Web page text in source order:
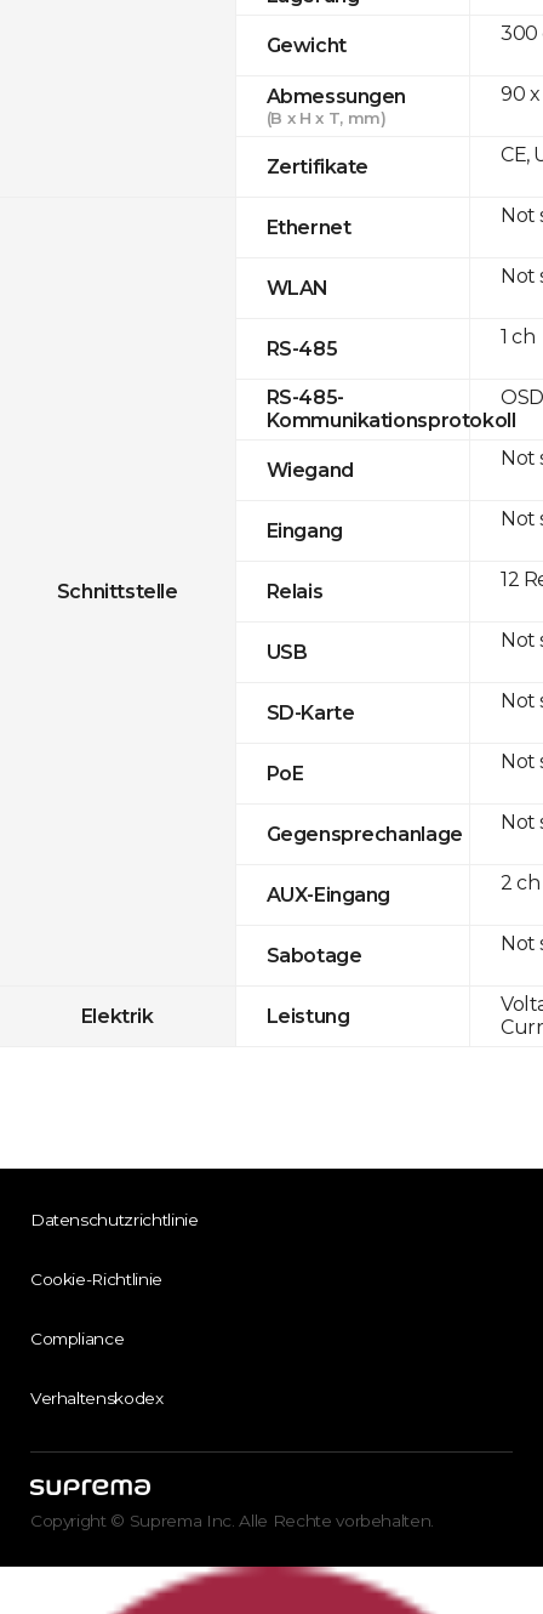
Gewicht
Abmessungen
(B x H x T, mm)
Zertifikate
Schnittstelle
Ethernet
WLAN
RS-485
RS-485-
Kommunikationsprotokoll
Wiegand
Eingang
Relais
USB
SD-Karte
PoE
Gegensprechanlage
AUX-Eingang
Sabotage
Elektrik Leistung
300
90 x
CE,
Not
Not
1 ch
Not
Not
12
Not
Not
Not
Not
2
Not
Datenschutzrichtlinie
Cookie-Richtlinie
Compliance
Verhaltenskodex
Copyright © Suprema Inc. Alle Rechte vorbehalten.